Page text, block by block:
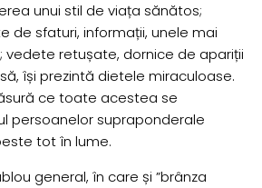
unui stil de viața sănătos;
de sfaturi, informații, unele mai
retușate, dornice de apariții
își prezintă dietele miraculoase.
ce toate acestea se
persoanelor supraponderale
tot în lume.
general, în care și ”brânza